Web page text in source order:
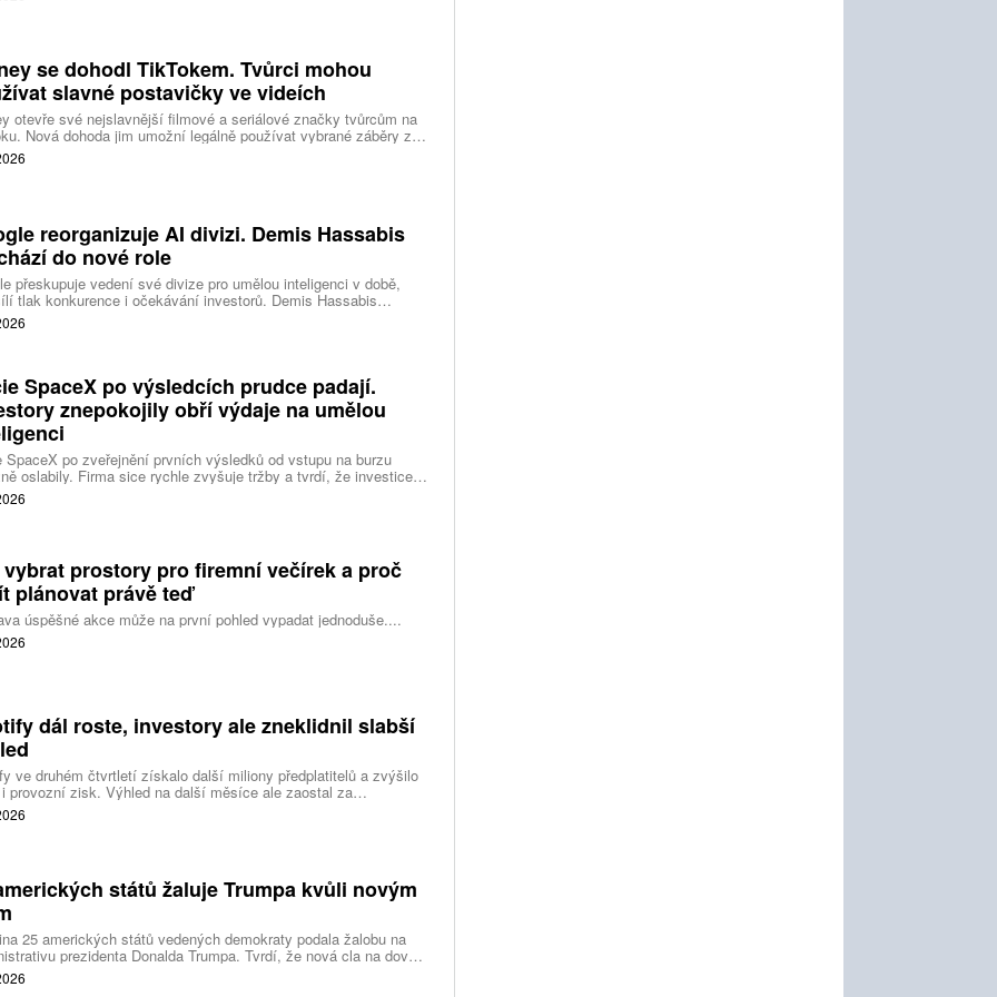
nedostatek dobytka a prudce rostoucí náklady.
se dohodl TikTokem. Tvůrci mohou
slavné postavičky ve videích
otevře své nejslavnější filmové a seriálové značky tvůrcům na
Nová dohoda jim umožní legálně používat vybrané záběry z
studia a sdílet vlastní videa také na platformě Disney Verts.
reorganizuje AI divizi. Demis Hassabis
do nové role
přeskupuje vedení své divize pro umělou inteligenci v době,
tlak konkurence i očekávání investorů. Demis Hassabis
každodenní řízení DeepMind a zaměří se na vývoj pokročilé
inteligence i její dopad na společnost.
SpaceX po výsledcích prudce padají.
znepokojily obří výdaje na umělou
SpaceX po zveřejnění prvních výsledků od vstupu na burzu
oslabily. Firma sice rychle zvyšuje tržby a tvrdí, že investice
inteligence se vracejí mnohem rychleji než dříve, investoři ale
zda je tempo rekordních výdajů dlouhodobě udržitelné.
prostory pro firemní večírek a proč
plánovat právě teď
úspěšné akce může na první pohled vypadat jednoduše....
dál roste, investory ale zneklidnil slabší
ve druhém čtvrtletí získalo další miliony předplatitelů a zvýšilo
provozní zisk. Výhled na další měsíce ale zaostal za
a ukázal, že další růst bude vyžadovat vyšší výdaje na
nové služby a umělou inteligenci.
států žaluje Trumpa kvůli novým
25 amerických států vedených demokraty podala žalobu na
prezidenta Donalda Trumpa. Tvrdí, že nová cla na dovoz
zemí překračují pravomoci prezidenta a obcházejí předchozí
amerických soudů.